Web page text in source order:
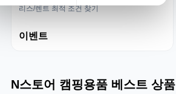
리스/렌트 최적 조건 찾기
이벤트
N스토어 캠핑용품 베스트 상품